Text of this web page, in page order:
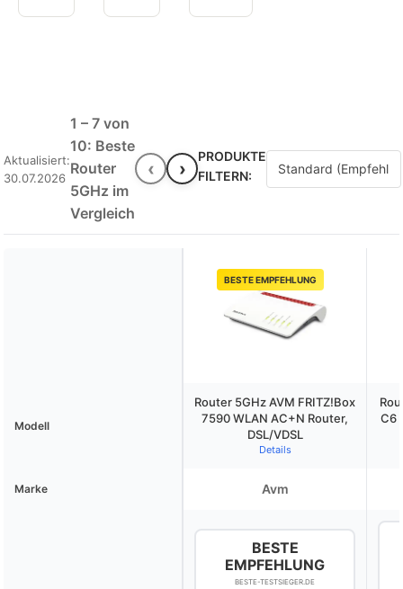
Aktualisiert:
30.07.2026
1 – 7 von
10: Beste
Router
5GHz im
Vergleich
‹ ›
PRODUKTE
FILTERN:
BESTE EMPFEHLUNG
Modell
Router 5GHz AVM FRITZ!Box
7590 WLAN AC+N Router,
DSL/VDSL
Details
C6
Marke Avm
BESTE
EMPFEHLUNG
BESTE-TESTSIEGER.DE